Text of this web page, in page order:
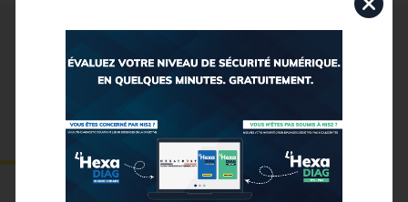
Nos solutions